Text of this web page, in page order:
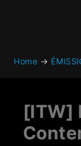
Home →
[ITW]